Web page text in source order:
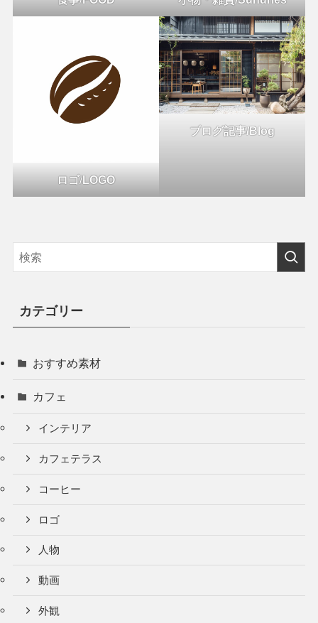
ロゴ/LOGO
ブログ記事/Blog
カテゴリー
おすすめ素材
カフェ
インテリア
カフェテラス
コーヒー
ロゴ
人物
動画
外観